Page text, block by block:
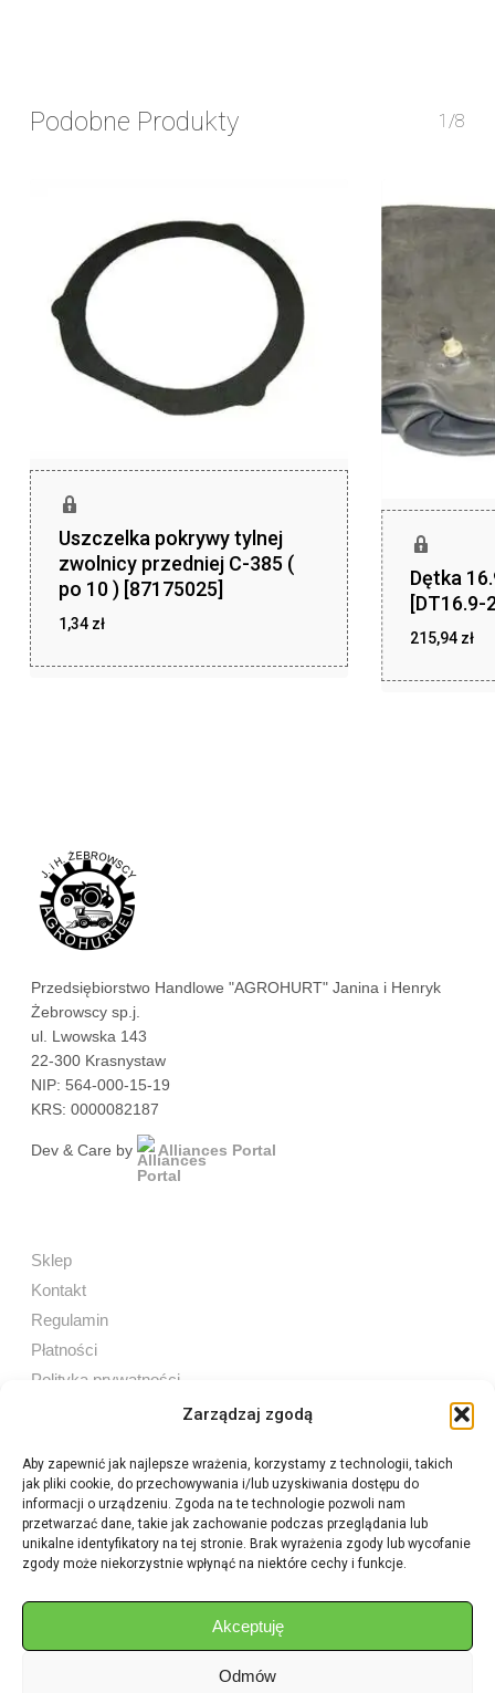
Zarządzaj zgodą
Aby zapewnić jak najlepsze wrażenia, korzystamy z technologii, takich
jak pliki cookie, do przechowywania i/lub uzyskiwania dostępu do
informacji o urządzeniu. Zgoda na te technologie pozwoli nam
przetwarzać dane, takie jak zachowanie podczas przeglądania lub
unikalne identyfikatory na tej stronie. Brak wyrażenia zgody lub wycofanie
zgody może niekorzystnie wpłynąć na niektóre cechy i funkcje.
Akceptuję
Odmów
Podobne Produkty 1/8
Uszczelka pokrywy tylnej
zwolnicy przedniej C-385 (
po 10 ) [87175025]
1,34 zł
Dętka
[DT16.9-
215,94 zł
Przedsiębiorstwo Handlowe "AGROHURT" Janina i Henryk
Żebrowscy sp.j.
ul. Lwowska 143
22-300 Krasnystaw
NIP: 564-000-15-19
KRS: 0000082187
Dev & Care by Alliances Portal
Sklep
Kontakt
Regulamin
Płatności
Polityka prywatności
Sprzedaż internetowa
Tel:605 603 753
Sprzedaż detaliczna
aukcje.agrohurt@gmail.com